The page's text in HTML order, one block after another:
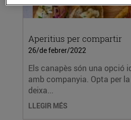
Aperitius per compartir
26/de febrer/2022
Els canapès són una opció
amb companyia. Opta per la
deixa...
LLEGIR MÉS